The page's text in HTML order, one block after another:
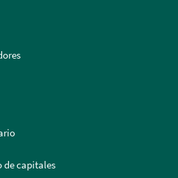
de capitales